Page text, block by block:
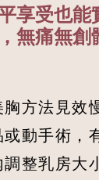
享受也能
無痛無創
方法見效
動手術，
整乳房大